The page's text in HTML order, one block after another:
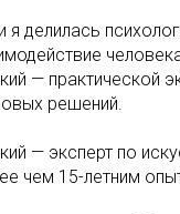
я делилась
— практической
решений.
— эксперт по
чем 15-летним